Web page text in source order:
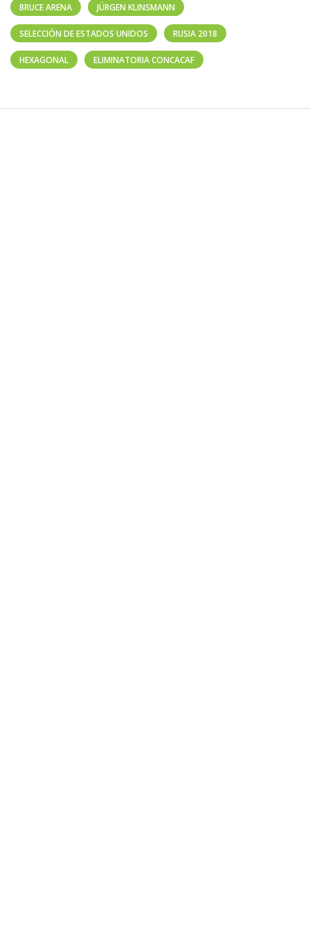
BRUCE ARENA JÜRGEN KLINSMANN
SELECCIÓN DE ESTADOS UNIDOS RUSIA 2018
HEXAGONAL ELIMINATORIA CONCACAF